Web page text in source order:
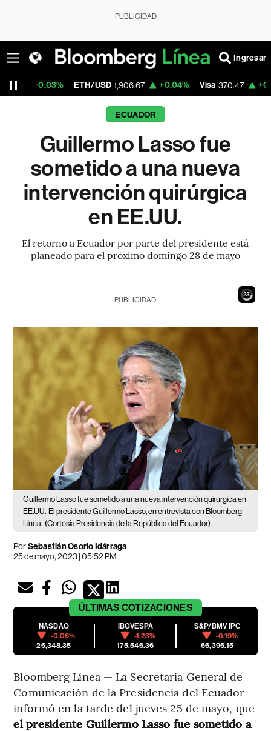
PUBLICIDAD
Ingresar
ETH/USD 1,906.67 +0.04% Visa 370.47 +0.52%
ECUADOR
Guillermo Lasso fue
sometido a una nueva
intervención quirúrgica
en EE.UU.
El retorno a Ecuador por parte del presidente está
planeado para el próximo domingo 28 de mayo
21
PUBLICIDAD
Guillermo Lasso fue sometido a una nueva intervención quirúrgica en
EE.UU. El presidente Guillermo Lasso, en entrevista con Bloomberg
Línea. (Cortesía Presidencia de la República del Ecuador)
PorSebastián Osorio Idárraga
25 de mayo, 2023 | 05:52 PM
ÚLTIMAS COTIZACIONES
NASDAQ
-0.06%
26,348.35
IBOVESPA
-1.23%
175,546.36
S&P/BMV IPC
-0.19%
66,396.15
Bloomberg Línea — La Secretaría General de
Comunicación de la Presidencia del Ecuador
informó en la tarde del jueves 25 de mayo, que
el presidente Guillermo Lasso fue sometido a